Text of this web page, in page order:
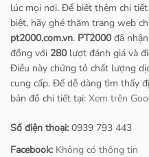
lúc mọi nơi. Để biết thêm chi
biệt, hãy ghé thăm trang web
pt2000.com.vn. PT2000đã
đồng với 280lượt đánh giá và
Điều này chứng tỏ chất lượng
cung cấp. Để dễ dàng tìm thấy
bản đồ chi tiết tại: Xem trên
Số điện thoại: 0939 793 443
Facebook: Không có thông tin